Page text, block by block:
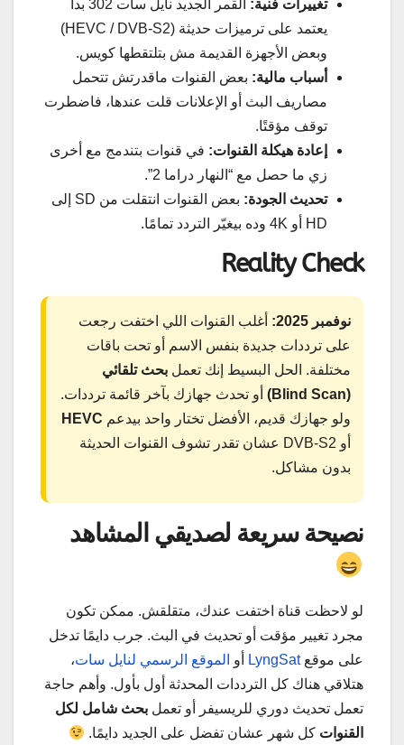
تغييرات فنية:
القمر الجديد نايل سات 302 بدأ
يعتمد على ترميزات حديثة (HEVC / DVB-S2)
وبعض الأجهزة القديمة مش بتلتقطها كويس.
أسباب مالية: بعض القنوات ماقدرتش تتحمل
مصاريف البث أو الإعلانات قلت عندها، فاضطرت
توقف مؤقتًا.
إعادة هيكلة القنوات: في قنوات بتندمج مع أخرى
زي ما حصل مع “النهار دراما 2”.
تحديث الجودة:
بعض القنوات انتقلت من SD إلى
HD أو 4K وده بيغيّر التردد تمامًا.
Reality Check
نوفمبر 2025:
أغلب القنوات اللي اختفت رجعت
على ترددات جديدة بنفس الاسم أو تحت باقات
مختلفة. الحل البسيط إنك تعمل بحث تلقائي
(Blind Scan)
أو تحدث جهازك بآخر قائمة ترددات.
ولو جهازك قديم، الأفضل تختار واحد بيدعم HEVC
أو DVB-S2 عشان تقدر تشوف القنوات الحديثة
بدون مشاكل.
نصيحة سريعة لصديقي المشاهد
لو لاحظت قناة اختفت عندك، متقلقش. ممكن تكون
مجرد تغيير مؤقت أو تحديث في البث. جرب دايمًا تدخل
على موقعLyngSat أو الموقع الرسمي لنايل سات،
هتلاقي هناك كل الترددات المحدثة أول بأول. وأهم حاجة
تعمل تحديث دوري للريسيفر أو تعمل بحث شامل لكل
القنوات كل شهر عشان تفضل على الجديد دايمًا.